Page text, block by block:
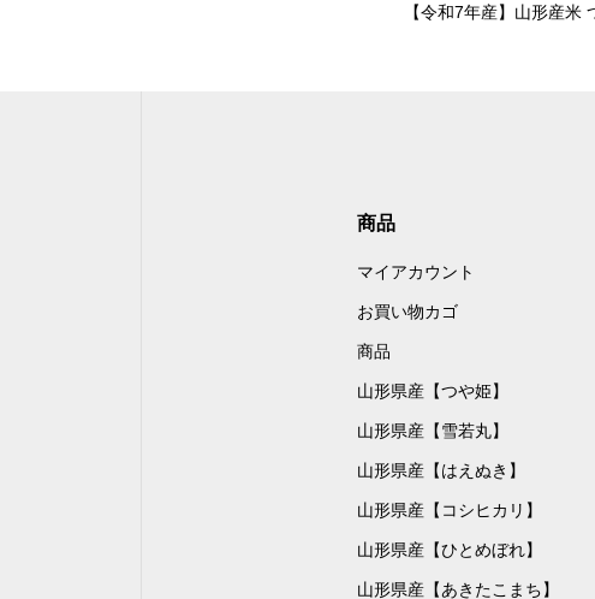
【令和7年産】山形産
商品
マイアカウント
お買い物カゴ
商品
山形県産【つや姫】
山形県産【雪若丸】
山形県産【はえぬき】
山形県産【コシヒカリ】
山形県産【ひとめぼれ】
山形県産【あきたこまち】